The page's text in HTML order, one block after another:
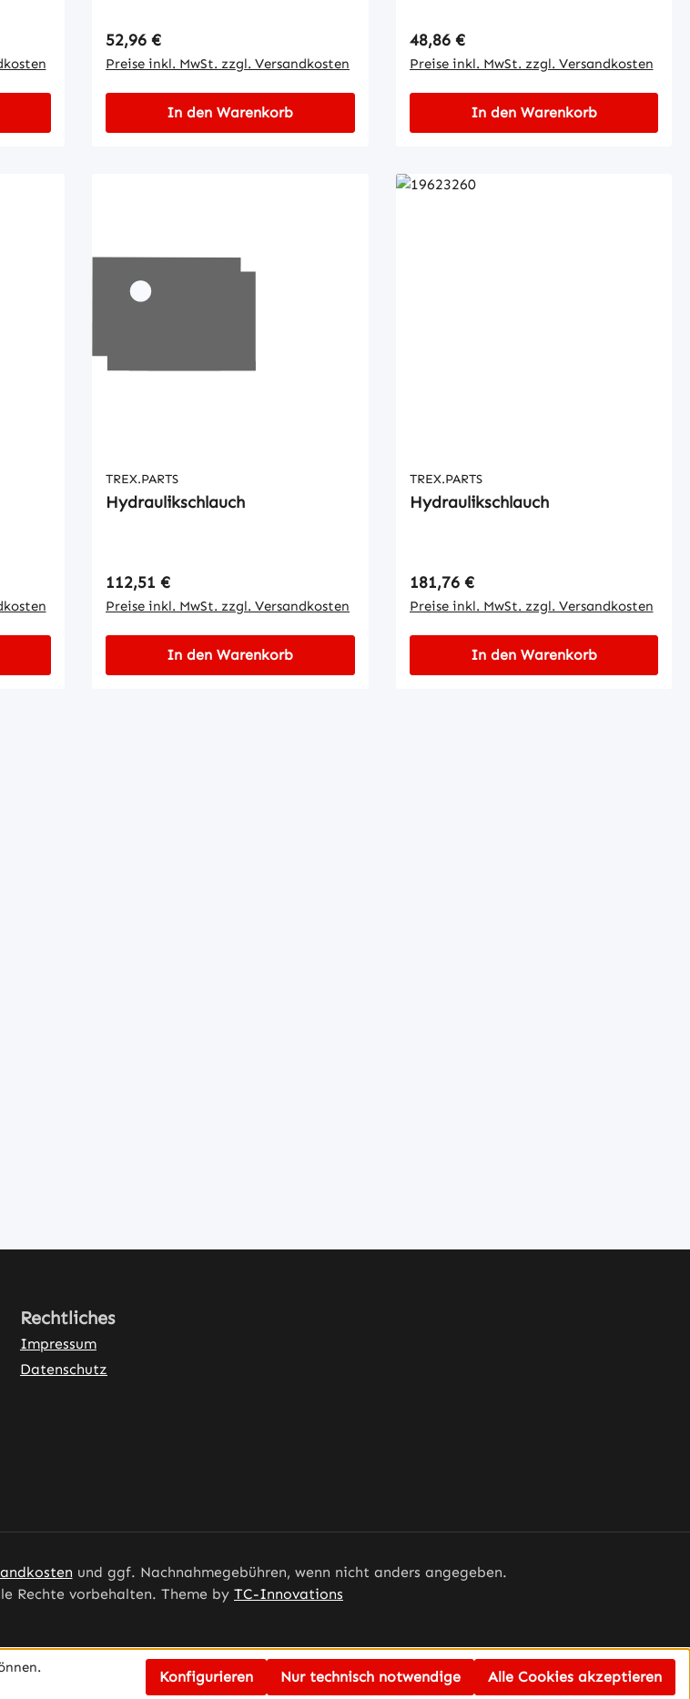
Regulärer Preis:
52,96 €
Preise inkl. MwSt. zzgl. Versandkosten
In den Warenkorb
Regulärer Preis:
48,86 €
Preise inkl. MwSt. zzgl. Versandkosten
In den Warenkorb
TREX.PARTS
Hydraulikschlauch
Regulärer Preis:
112,51 €
Preise inkl. MwSt. zzgl. Versandkosten
In den Warenkorb
TREX.PARTS
Hydraulikschlauch
Regulärer Preis:
181,76 €
Preise inkl. MwSt. zzgl. Versandkosten
In den Warenkorb
Rechtliches
Impressum
Datenschutz
und ggf. Nachnahmegebühren, wenn nicht anders angegeben.
Rechte vorbehalten. Theme by TC-Innovations
Nur technisch notwendige
Konfigurieren Alle Cookies akzeptieren